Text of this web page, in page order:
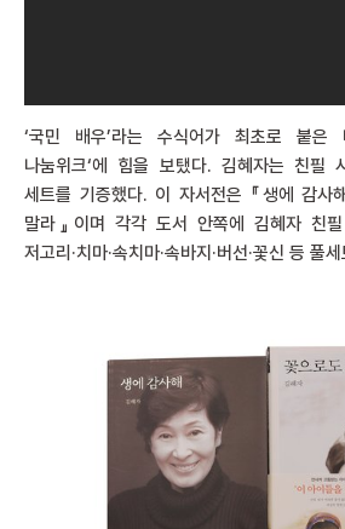
‘국민 배우’라는 수식어가 최초로 붙은
나눔위크‘에 힘을 보탰다. 김혜자는 친필
세트를 기증했다. 이 자서전은 『생에 감사
말라』이며 각각 도서 안쪽에 김혜자 친
저고리·치마·속치마·속바지·버선·꽃신 등 풀